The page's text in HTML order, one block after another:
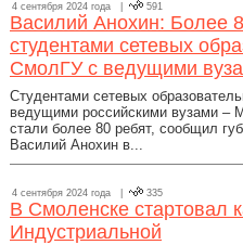
4 сентября 2024 года | 591
Василий Анохин: Более
студентами сетевых
СмолГУ с ведущими
Студентами сетевых
ведущими российскими вузами
стали более 80 ребят, сообщил
Василий Анохин в...
4 сентября 2024 года | 335
В Смоленске стартовал
Индустриальной